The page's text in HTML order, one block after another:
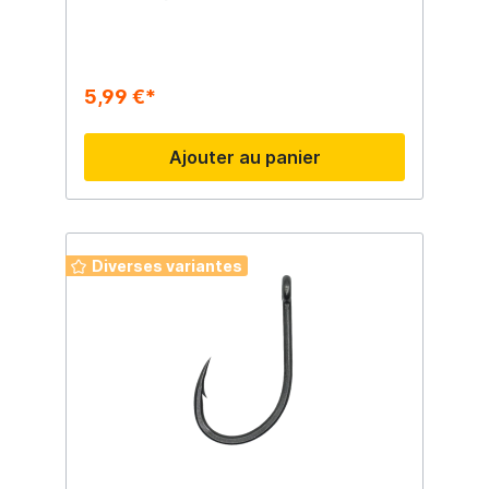
5,99 €*
Ajouter au panier
Diverses variantes